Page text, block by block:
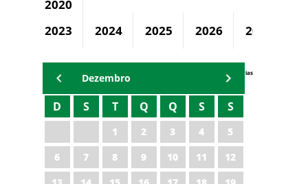
2020
2023
2024 2025 2026 2027
Agenda Secretárias
Dezembro
D S T Q Q S S
1 2 3 4
5
6
7 8 9 10 11
12